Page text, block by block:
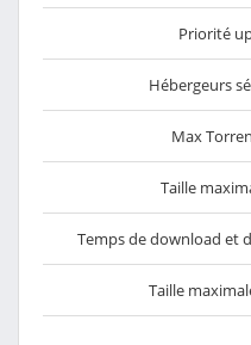
Priorité
Hébergeurs
Max
Taille
Temps de download et
Taille